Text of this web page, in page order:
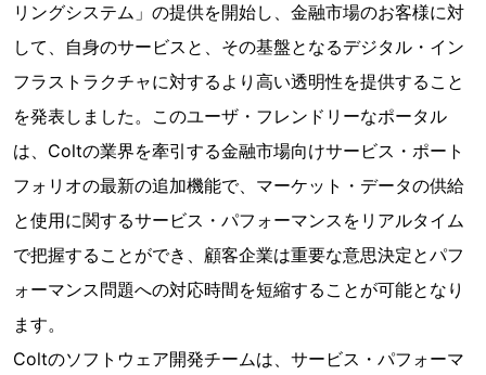
リングシステム」の提供を開始し、金融市場のお客様に対
して、自身のサービスと、その基盤となるデジタル・イン
フラストラクチャに対するより高い透明性を提供すること
を発表しました。このユーザ・フレンドリーなポータル
は、Coltの業界を牽引する金融市場向けサービス・ポート
フォリオの最新の追加機能で、マーケット・データの供給
と使用に関するサービス・パフォーマンスをリアルタイム
で把握することができ、顧客企業は重要な意思決定とパフ
ォーマンス問題への対応時間を短縮することが可能となり
ます。
Coltのソフトウェア開発チームは、サービス・パフォーマ